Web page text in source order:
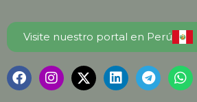
Visite nuestro portal en Perú